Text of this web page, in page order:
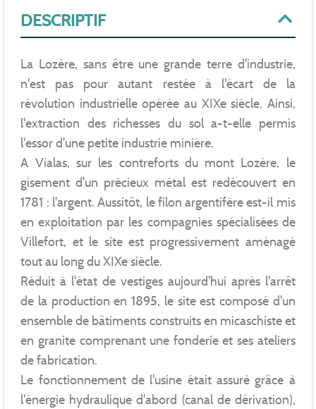
DESCRIPTIF
La Lozère, sans être une grande terre d'industrie,
n'est pas pour autant restée à l'écart de la
révolution industrielle opérée au XIXe siècle. Ainsi,
l'extraction des richesses du sol a-t-elle permis
l'essor d'une petite industrie minière.
A Vialas, sur les contreforts du mont Lozère, le
gisement d'un précieux métal est redécouvert en
1781 : l'argent. Aussitôt, le filon argentifère est-il mis
en exploitation par les compagnies spécialisées de
Villefort, et le site est progressivement aménagé
tout au long du XIXe siècle.
Réduit à l'état de vestiges aujourd'hui après l'arrêt
de la production en 1895, le site est composé d'un
ensemble de bâtiments construits en micaschiste et
en granite comprenant une fonderie et ses ateliers
de fabrication.
Le fonctionnement de l'usine était assuré grâce à
l'énergie hydraulique d'abord (canal de dérivation),